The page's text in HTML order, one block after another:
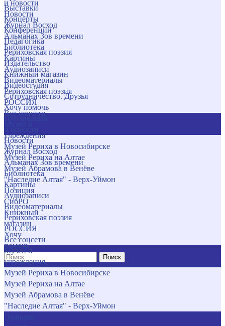
и новости
Новости
Журнал Восход
Альманах Зов времени
Библиотека
Картины
Аудиозаписи
Видеоматериалы
Рериховская поэзия
РОССИЯ
Все соцсети
учреждения
Музей Рериха в Новосибирске
Музей Рериха на Алтае
Музей Абрамова в Венёве
"Наследие Алтая" - Верх-Уймон
Позиция
СибРО
Книжный
магазин
Хочу
помочь
Поиск
Выставки
Концерты
Конференции
Педагогика
Рериховская поэзия
Издательство
Книжный магазин
Видеостудия
Сотрудничество. Друзья
Хочу помочь
Новости
Журнал Восход
Альманах Зов времени
Библиотека
Картины
Аудиозаписи
Видеоматериалы
Рериховская поэзия
РОССИЯ
Все соцсети
Музеи и
учреждения
Музей Рериха в Новосибирске
Музей Рериха на Алтае
Музей Абрамова в Венёве
"Наследие Алтая" - Верх-Уймон